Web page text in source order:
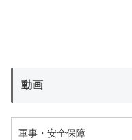
動画
軍事・安全保障